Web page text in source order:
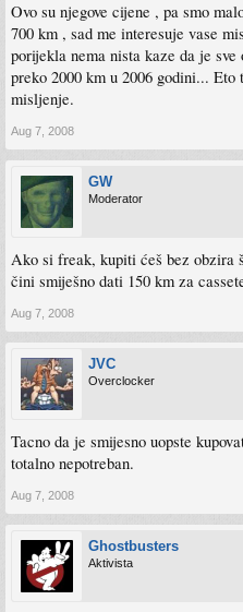
Ovo su njegove cijene , pa smo
700 km , sad me interesuje vase
porijekla nema nista kaze da je
preko 2000 km u 2006 godini...
misljenje.
Aug 7, 2008
GW
Moderator
Ako si freak, kupiti ćeš bez obzira
čini smiješno dati 150 km za
Aug 7, 2008
JVC
Overclocker
Tacno da je smijesno uopste
totalno nepotreban.
Aug 7, 2008
Ghostbusters
Aktivista